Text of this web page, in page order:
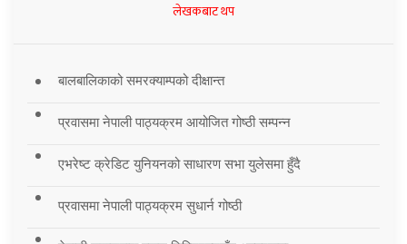
लेखकबाट थप
बालबालिकाको समरक्याम्पको दीक्षान्त
प्रवासमा नेपाली पाठ्यक्रम आयोजित गोष्ठी सम्पन्न
एभरेष्ट क्रेडिट युनियनको साधारण सभा युलेसमा हुँदै
प्रवासमा नेपाली पाठ्यक्रम सुधार्न गोष्ठी